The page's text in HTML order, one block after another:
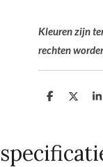
Kleuren zijn
rechten
D
D
S